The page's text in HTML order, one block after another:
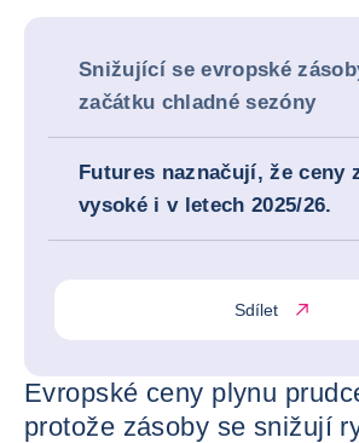
Snižující se evropské
začátku chladné sezóny
Futures naznačují, že ceny
vysoké i v letech 2025/26.
Sdílet
Evropské ceny plynu
protože zásoby se snižují